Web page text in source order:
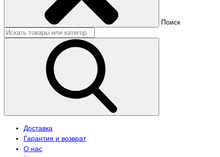
Поиск
Доставка
Гарантия и возврат
О нас